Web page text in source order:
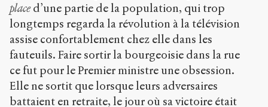
placed’une partie de la population, qui trop
longtemps regarda la révolution à la télévision
assise confortablement chez elle dans les
fauteuils. Faire sortir la bourgeoisie dans la rue
ce fut pour le Premier ministre une obsession.
Elle ne sortit que lorsque leurs adversaires
battaient en retraite, le jour où sa victoire était